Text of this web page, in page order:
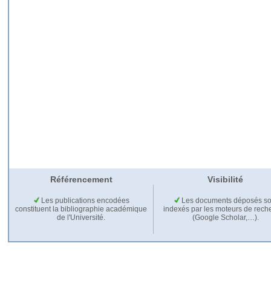
Référencement Visibilité
Les publications encodées
constituent la bibliographie académique
de l'Université.
Les documents déposés
indexés par les moteurs de
(Google Scholar,…).